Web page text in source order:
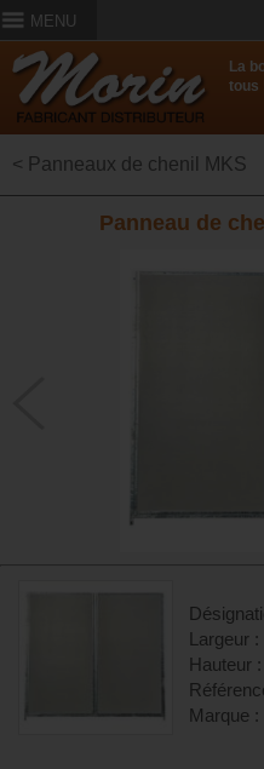
MENU
La
tous
< Panneaux de chenil MKS
Panneau de
Largeur
Hauteur
Marque